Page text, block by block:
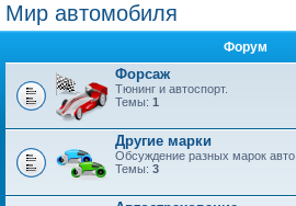
Мир автомобиля
Форум
Форсаж
Тюнинг и автоспорт.
Темы: 1
Другие марки
Обсуждение разных марок авто
Темы: 3